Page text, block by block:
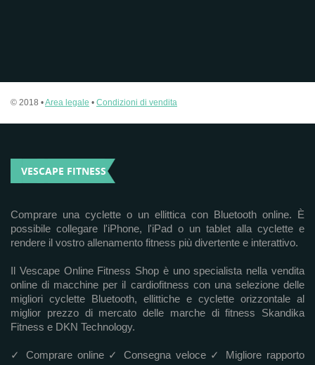
© 2018 •Area legale • Condizioni di vendita
VESCAPE FITNESS
Comprare una cyclette o un ellittica con Bluetooth online. È
possibile collegare l'iPhone, l'iPad o un tablet alla cyclette e
rendere il vostro allenamento fitness più divertente e interattivo.
Il Vescape Online Fitness Shop è uno specialista nella vendita
online di macchine per il cardiofitness con una selezione delle
migliori cyclette Bluetooth, ellittiche e cyclette orizzontale al
miglior prezzo di mercato delle marche di fitness Skandika
Fitness e DKN Technology.
✓ Comprare online ✓ Consegna veloce ✓ Migliore rapporto